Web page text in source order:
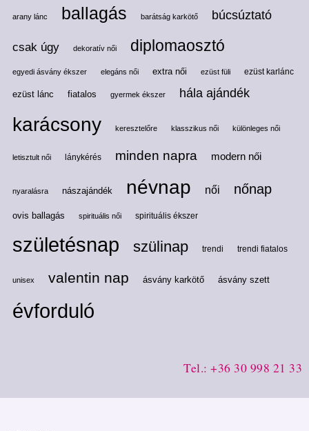
arany lánc ballagás barátság karkötő búcsúztató
csak úgy dekoratív női diplomaosztó
egyedi ásvány ékszer elegáns női extra női ezüst füli ezüst karlánc
ezüst lánc fiatalos gyermek ékszer hála ajándék
karácsony keresztelőre klasszikus női különleges női
letisztult női lánykérés minden napra modern női
nyaralásra nászajándék névnap női nőnap
ovis ballagás spirituális női spirituális ékszer
születésnap szülinap trendi trendi fiatalos
unisex valentin nap ásvány karkötő ásvány szett
évforduló
Tel.: +36 30 998 21 33